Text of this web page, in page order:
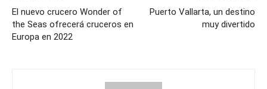
El nuevo crucero Wonder of
the Seas ofrecerá cruceros en
Europa en 2022
Puerto Vallarta, un destino
muy divertido